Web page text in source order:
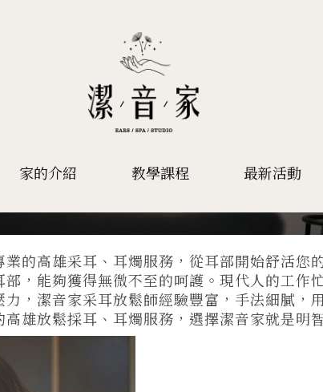
家的介紹 教學課程 最新活動
高雄耳燭、高雄采耳
的高雄采耳、耳燭服務，從耳部開始舒活
，能夠獲得無微不至的呵護。現代人的工作
，潔音家采耳放鬆師經驗豐富，手法細膩
高雄放鬆採耳、耳燭服務，選擇潔音家就是明